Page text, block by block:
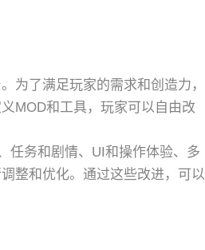
为了满足玩家的需求和创造力，
MOD和工具，玩家可以自由改
任务和剧情、UI和操作体验、多
整和优化。通过这些改进，可以